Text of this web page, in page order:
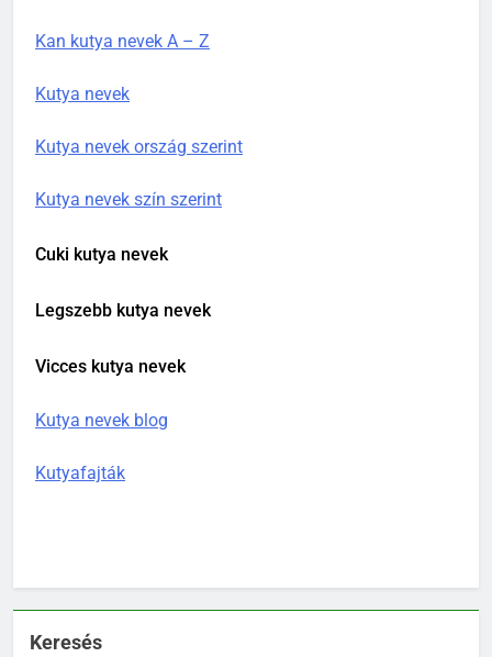
Kan kutya nevek A – Z
Kutya nevek
Kutya nevek ország szerint
Kutya nevek szín szerint
Cuki kutya nevek
Legszebb kutya nevek
Vicces kutya nevek
Kutya nevek blog
Kutyafajták
Keresés